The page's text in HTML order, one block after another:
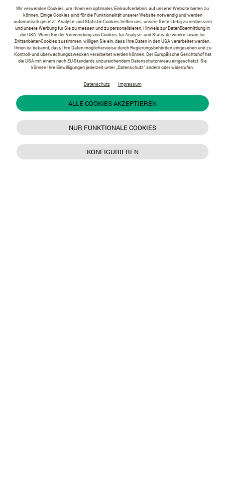
Wir verwenden Cookies, um Ihnen ein optimales Einkaufserlebnis auf unserer Website bieten zu
können. Einige Cookies sind für die Funktionalität unserer Website notwendig und werden
automatisch gesetzt. Analyse- und Statistik-Cookies helfen uns, unsere Seite stetig zu verbessern
und unsere Werbung für Sie zu messen und zu personalisieren. Hinweis zur Datenübermittlung in
die USA: Wenn Sie der Verwendung von Cookies für Analyse- und Statistikzwecke sowie für
Drittanbieter-Cookies zustimmen, willigen Sie ein, dass Ihre Daten in den USA verarbeitet werden.
Ihnen ist bekannt, dass Ihre Daten möglicherweise durch Regierungsbehörden eingesehen und zu
Kontroll- und überwachungszwecken verarbeitet werden können. Der Europäische Gerichtshof hat
die USA mit einem nach EU-Standards unzureichendem Datenschutzniveau eingeschätzt. Sie
können Ihre Einwilligungen jederzeit unter „Datenschutz“ ändern oder widerrufen.
Datenschutz Impressum
ALLE COOKIES AKZEPTIEREN
NUR FUNKTIONALE COOKIES
KONFIGURIEREN